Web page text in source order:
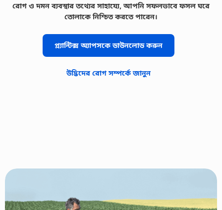
রোগ ও দমন ব্যবস্থার তথ্যের সাহায্যে, আপনি সফলভাবে ফসল ঘরে
তোলাকে নিশ্চিত করতে পারেন।
প্ল্যান্টিক্স অ্যাপসকে ডাউনলোড করুন
উদ্ভিদের রোগ সম্পর্কে জানুন